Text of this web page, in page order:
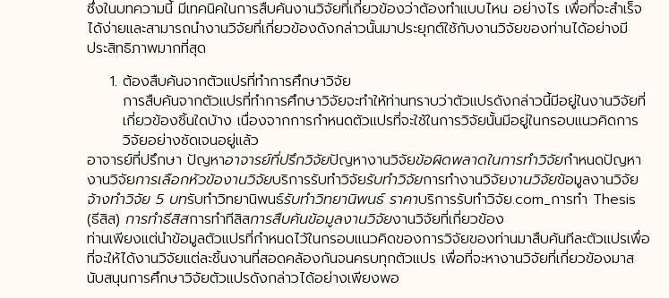
ซึ่งในบทความนี้ มีเทคนิคในการสืบค้นงานวิจัยที่เกี่ยวข้องว่าต้องทำแบบไหน อย่างไร เพื่อที่จะสำเร็จ
ได้ง่ายและสามารถนำงานวิจัยที่เกี่ยวข้องดังกล่าวนั้นมาประยุกต์ใช้กับงานวิจัยของท่านได้อย่างมี
ประสิทธิภาพมากที่สุด
ต้องสืบค้นจากตัวแปรที่ทำการศึกษาวิจัย
การสืบค้นจากตัวแปรที่ทำการศึกษาวิจัยจะทำให้ท่านทราบว่าตัวแปรดังกล่าวนี้มีอยู่ในงานวิจัยที่
เกี่ยวข้องชิ้นใดบ้าง เนื่องจากการกำหนดตัวแปรที่จะใช้ในการวิจัยนั้นมีอยู่ในกรอบแนวคิดการ
วิจัยอย่างชัดเจนอยู่แล้ว
อาจารย์ที่ปรึกษา ปัญหาอาจารย์ที่ปรึกวิจัยปัญหางานวิจัยข้อผิดพลาดในการทำวิจัยกำหนดปัญหา
งานวิจัยการเลือกหัวข้องานวิจัยบริการรับทำวิจัยรับทำวิจัยการทำงานวิจัยงานวิจัยข้อมูลงานวิจัย
จ้างทำวิจัย 5 บทรับทำวิทยานิพนธ์รับทำวิทยานิพนธ์ ราคาบริการรับทำวิจัย.com_การทำ Thesis
(ธีสิส) การทำธีสิสการทำทีสิสการสืบค้นข้อมูลงานวิจัยงานวิจัยที่เกี่ยวข้อง
ท่านเพียงแต่นำข้อมูลตัวแปรที่กำหนดไว้ในกรอบแนวคิดของการวิจัยของท่านมาสืบค้นทีละตัวแปรเพื่อ
ที่จะให้ได้งานวิจัยแต่ละชิ้นงานที่สอดคล้องกันจนครบทุกตัวแปร เพื่อที่จะหางานวิจัยที่เกี่ยวข้องมาส
นับสนุนการศึกษาวิจัยตัวแปรดังกล่าวได้อย่างเพียงพอ